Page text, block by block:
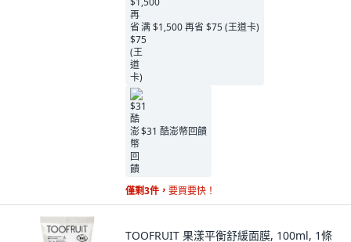
满 $1,500 再省 $75 (王道卡)
$31 酷澎幣回饋
僅剩3件， 要買要快！
TOOFRUIT 果漾平衡舒緩面膜, 100ml, 1條